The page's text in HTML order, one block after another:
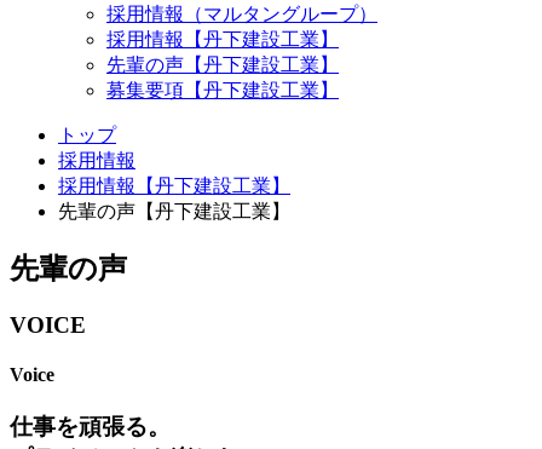
採用情報（マルタングループ）
採用情報【丹下建設工業】
先輩の声【丹下建設工業】
募集要項【丹下建設工業】
トップ
採用情報
採用情報【丹下建設工業】
先輩の声【丹下建設工業】
先輩の声
VOICE
Voice
仕事を頑張る。